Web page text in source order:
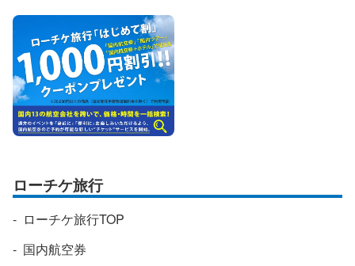
ローチケ旅行
ローチケ旅行TOP
国内航空券